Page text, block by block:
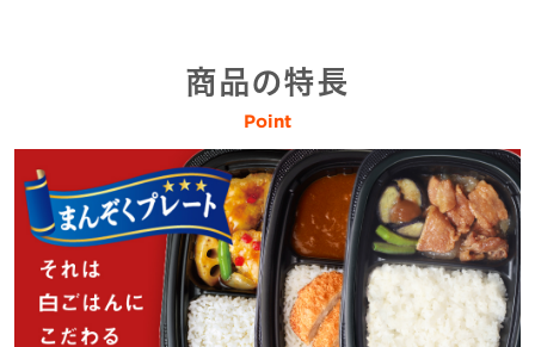
商品の特長
Point